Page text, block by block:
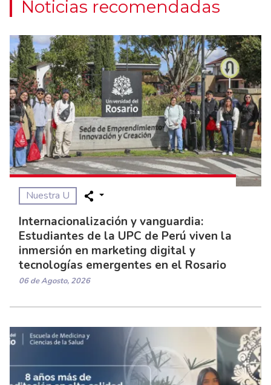
Noticias recomendadas
Nuestra U
Internacionalización y vanguardia:
Estudiantes de la UPC de Perú viven la
inmersión en marketing digital y
tecnologías emergentes en el Rosario
06 de Agosto, 2026